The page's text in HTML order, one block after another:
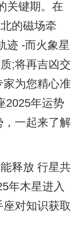
关键期。在
的磁场牵
迹 -而火象星
;将再吉凶交
为您精心准
2025年运势
，一起来了解
释放 ‌行星共
年木星进入
对知识获取